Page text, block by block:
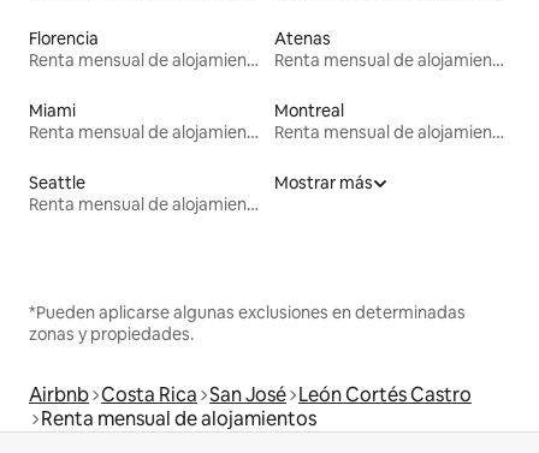
Florencia
Renta mensual de alojamientos
Atenas
Renta mensual de alojamientos
Miami
Renta mensual de alojamientos
Montreal
Renta mensual de alojamientos
Seattle
Renta mensual de alojamientos
Mostrar más
*Pueden aplicarse algunas exclusiones en determinadas
zonas y propiedades.
Airbnb Costa Rica San José León Cortés Castro
Renta mensual de alojamientos